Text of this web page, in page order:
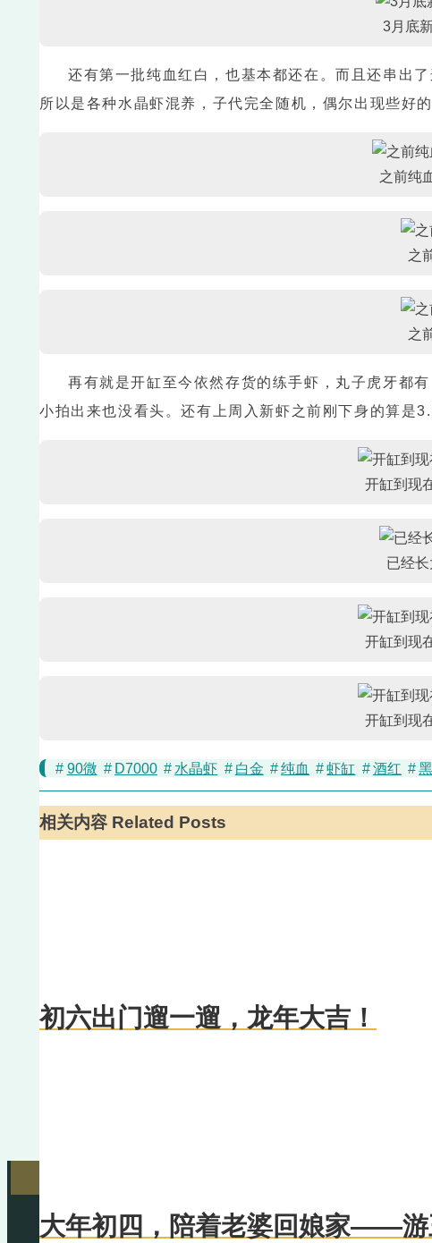
3月底
还有第一批纯血红白，也基本都还在。而且还串出
所以是各种水晶虾混养，子代完全随机，偶尔出现些好
之前纯
之
之
再有就是开缸至今依然存货的练手虾，丸子虎牙都
小拍出来也没看头。还有上周入新虾之前刚下身的算是
开缸到现
已经
开缸到现
开缸到现
# 90微 # D7000 # 水晶虾 # 白金 #纯血 # 虾缸 #酒红 #
相关内容 Related Posts
初六出门遛一遛，龙年大吉！
大年初四，陪着老婆回娘家——游